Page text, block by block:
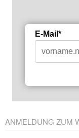
E-Mail*
ANMELDUNG ZUM